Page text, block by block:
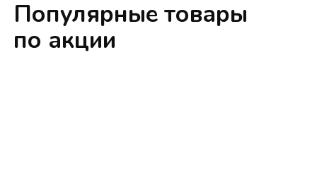
Популярные товары
по акции